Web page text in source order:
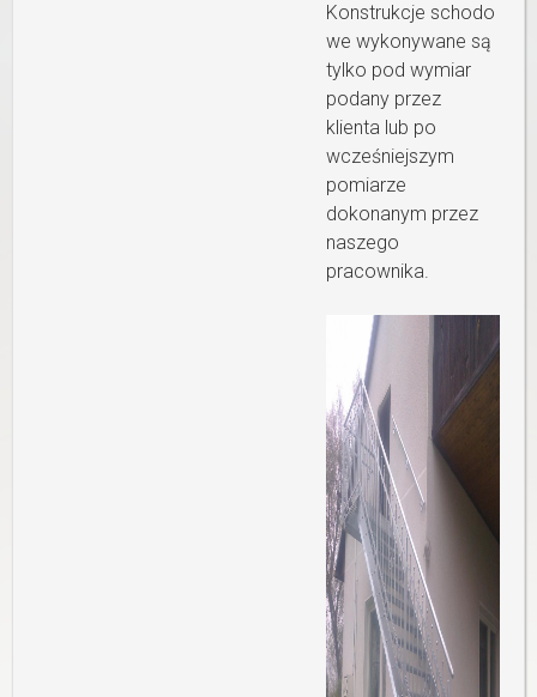
Konstrukcje schodo
we wykonywane są
tylko pod wymiar
podany przez
klienta lub po
wcześniejszym
pomiarze
dokonanym przez
naszego
pracownika.